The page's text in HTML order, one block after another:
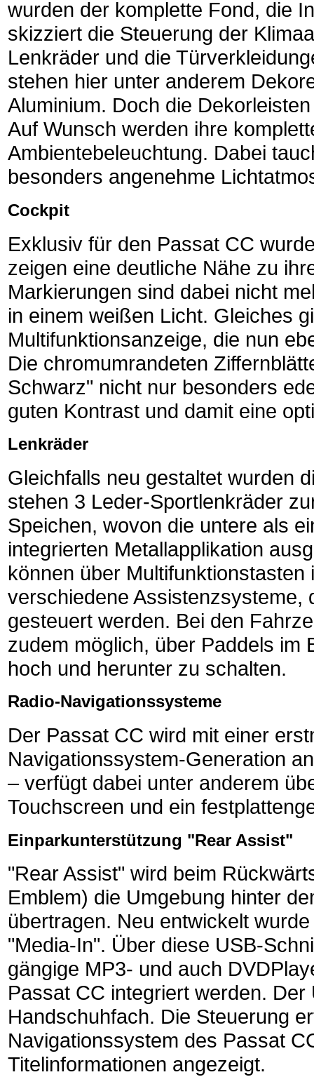
wurden der komplette Fond, die
skizziert die Steuerung der
Lenkräder und die
stehen hier unter anderem
Aluminium. Doch die
Auf Wunsch werden ihre
Ambientebeleuchtung. Dabei
besonders angenehme
Cockpit
Exklusiv für den Passat CC
zeigen eine deutliche Nähe zu
Markierungen sind dabei nicht
in einem weißen Licht. Gleiches
Multifunktionsanzeige, die nun
Die chromumrandeten
Schwarz" nicht nur besonders
guten Kontrast und damit eine
Lenkräder
Gleichfalls neu gestaltet wurden
stehen 3 Leder-Sportlenkräder
Speichen, wovon die untere als
integrierten Metallapplikation
können über
verschiedene Assistenzsysteme,
gesteuert werden. Bei den
zudem möglich, über Paddels im
hoch und herunter zu schalten.
Radio-Navigationssysteme
Der Passat CC wird mit einer
Navigationssystem-Generation
– verfügt dabei unter anderem
Touchscreen und ein
Einparkunterstützung "Rear Assist"
"Rear Assist" wird beim
Emblem) die Umgebung hinter
übertragen. Neu entwickelt
"Media-In". Über diese USB-
gängige MP3- und auch
Passat CC integriert werden.
Handschuhfach. Die Steuerung
Navigationssystem des Passat
Titelinformationen angezeigt.